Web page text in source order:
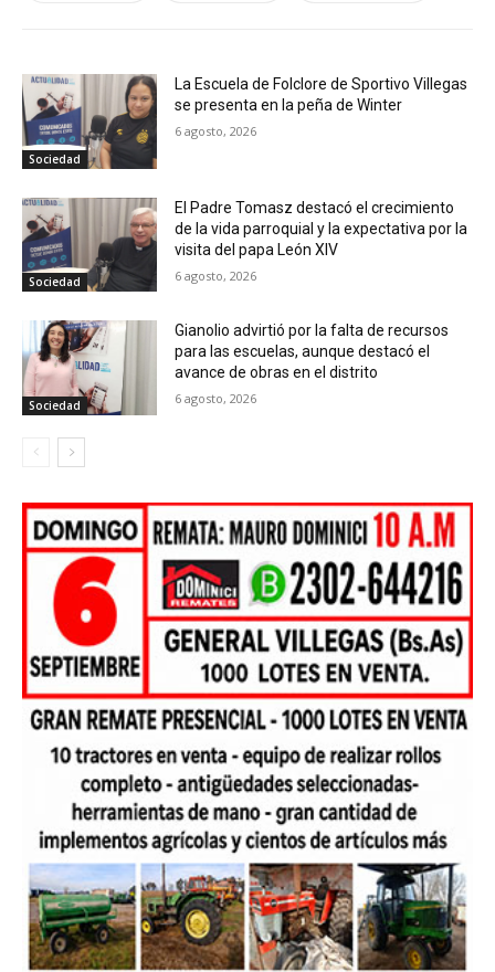
Sociedad
La Escuela de Folclore de Sportivo Villegas
se presenta en la peña de Winter
6 agosto, 2026
Sociedad
El Padre Tomasz destacó el crecimiento
de la vida parroquial y la expectativa por la
visita del papa León XIV
6 agosto, 2026
Sociedad
Gianolio advirtió por la falta de recursos
para las escuelas, aunque destacó el
avance de obras en el distrito
6 agosto, 2026